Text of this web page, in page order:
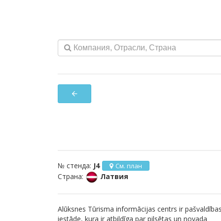
arrow_back
№ стенда: J4 См. план
Страна: Латвия
Alūksnes Tūrisma informācijas centrs ir pašvaldības
iestāde, kura ir atbildīga par pilsētas un novada